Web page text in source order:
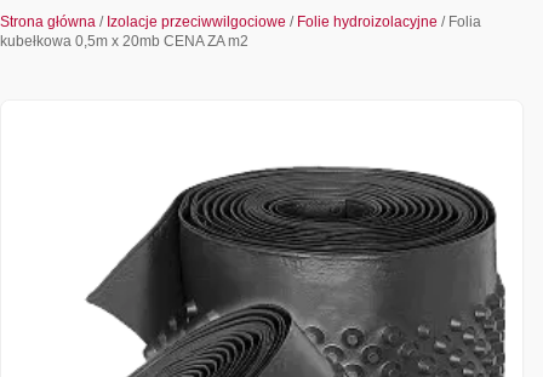
Strona główna / Izolacje przeciwwilgociowe / Folie hydroizolacyjne / Folia
kubełkowa 0,5m x 20mb CENA ZA m2